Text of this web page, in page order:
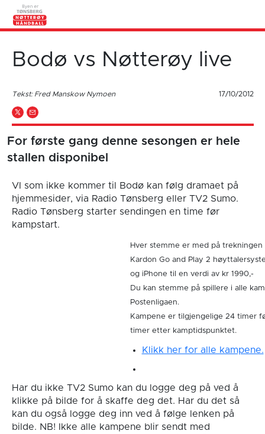
Bodø vs Nøtterøy live
Tekst: Fred Manskow Nymoen 17/10/2012
For første gang denne sesongen er hele
stallen disponibel
VI som ikke kommer til Bodø kan følg dramaet på
hjemmesider, via Radio Tønsberg eller TV2 Sumo.
Radio Tønsberg starter sendingen en time før
kampstart.
Hver stemme er med på trekningen
Kardon Go and Play 2
og iPhone til en verdi av kr 1990,-
Du kan stemme på spillere i alle
Postenligaen.
Kampene er tilgjengelige 24 timer
timer etter kamptidspunktet.
Klikk her for alle kampene.
Har du ikke TV2 Sumo kan du logge deg på ved å
klikke på bilde for å skaffe deg det. Har du det så
kan du også logge deg inn ved å følge lenken på
bilde. NB! Ikke alle kampene blir sendt med